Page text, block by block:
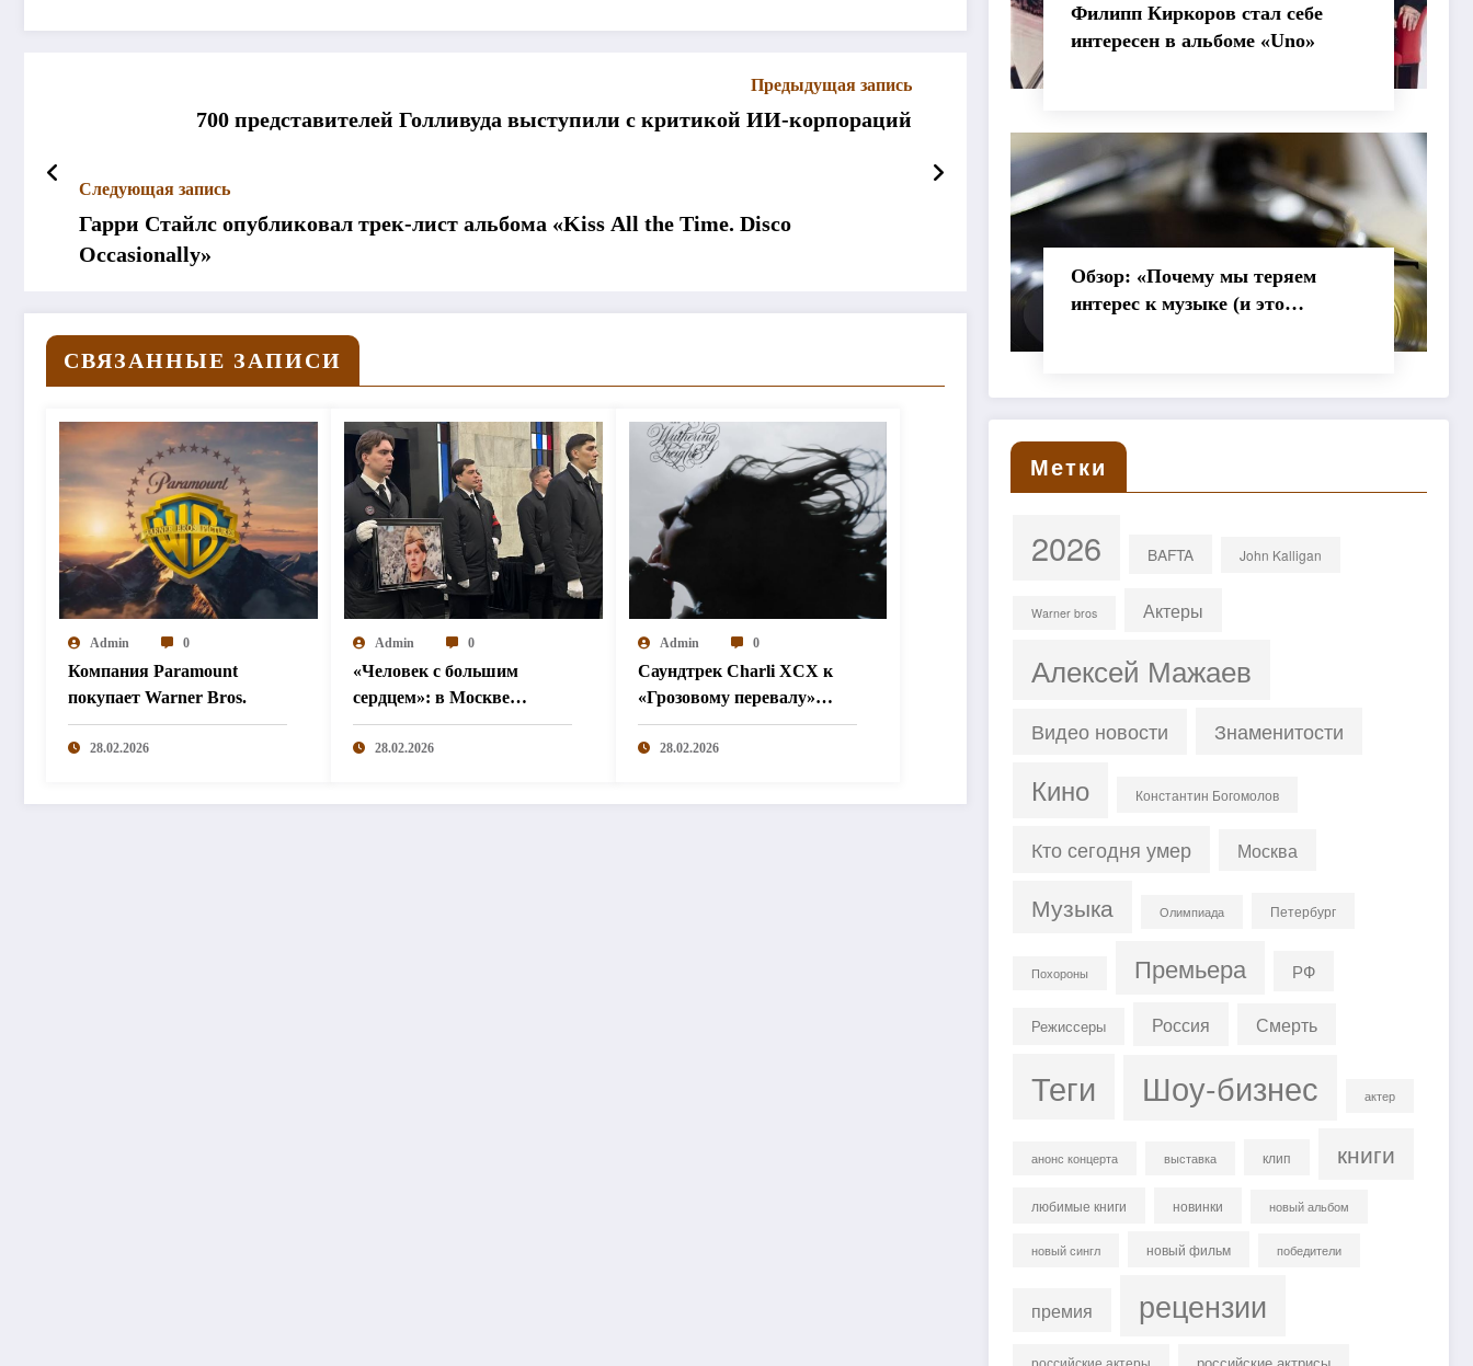
Предыдущая запись
700 представителей Голливуда выступили с критикой ИИ-корпораций
Следующая запись
Гарри Стайлс опубликовал трек-лист альбома «Kiss All the Time. Disco
Occasionally»
СВЯЗАННЫЕ ЗАПИСИ
Admin 0
Компания Paramount
покупает Warner Bros.
28.02.2026
Admin 0
«Человек с большим
сердцем»: в Москве
простились с Ириной
Шевчук
28.02.2026
Admin 0
Саундтрек Charli XCX к
«Грозовому перевалу»
занял первое место в чарте
Billboard
28.02.2026
Филипп Киркоров стал себе
интересен в альбоме «Uno»
Обзор: «Почему мы теряем
интерес к музыке (и это
Метки
2026 BAFTA John Kalligan
Warner bros Актеры
Алексей Мажаев
Видео новости Знаменитости
Кино Константин Богомолов
Кто сегодня умер Москва
Музыка Олимпиада Петербург
Похороны Премьера РФ
Режиссеры Россия Смерть
Теги Шоу-бизнес актер
анонс концерта выставка клип книги
любимые книги новинки новый альбом
новый сингл новый фильм победители
премия рецензии
российские актеры российские актрисы